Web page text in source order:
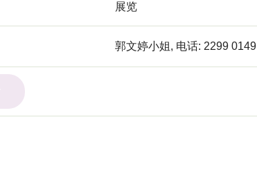
展览
郭文婷小姐, 电话: 2299 0149